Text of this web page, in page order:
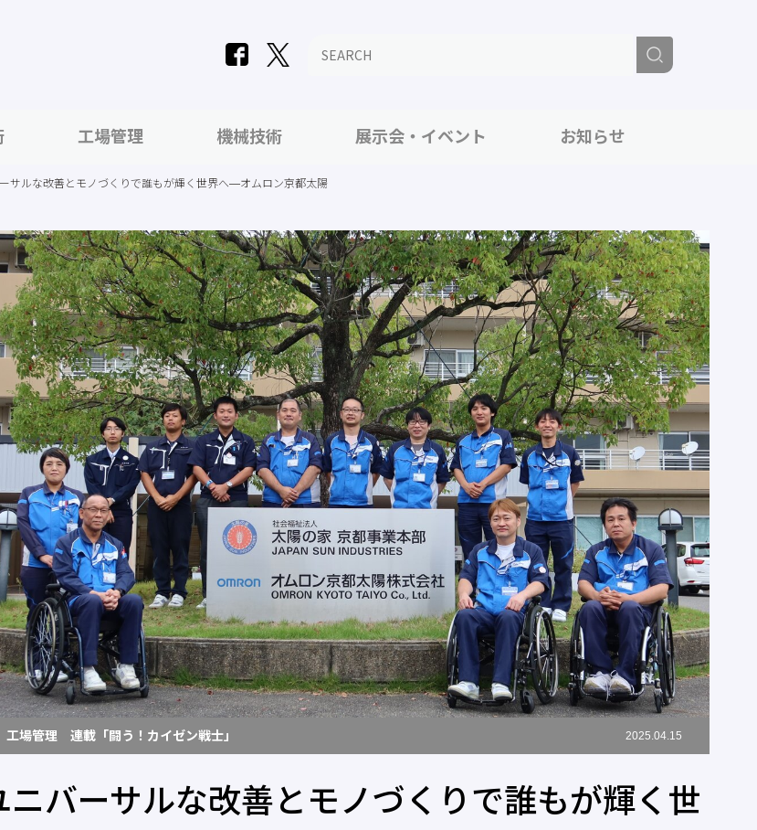
工場管理 機械技術 展示会・イベント お知らせ
サルな改善とモノづくりで誰もが輝く世界へ―オムロン京都太陽
工場管理 連載「闘う！カイゼン戦士」 2025.04.15
ニバーサルな改善とモノづくりで誰もが輝く世